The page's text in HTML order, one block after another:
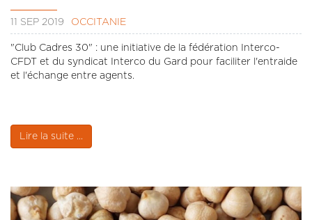
11 SEP 2019 OCCITANIE
"Club Cadres 30" : une initiative de la fédération Interco-
CFDT et du syndicat Interco du Gard pour faciliter l'entraide
et l'échange entre agents.
Lire la suite ...